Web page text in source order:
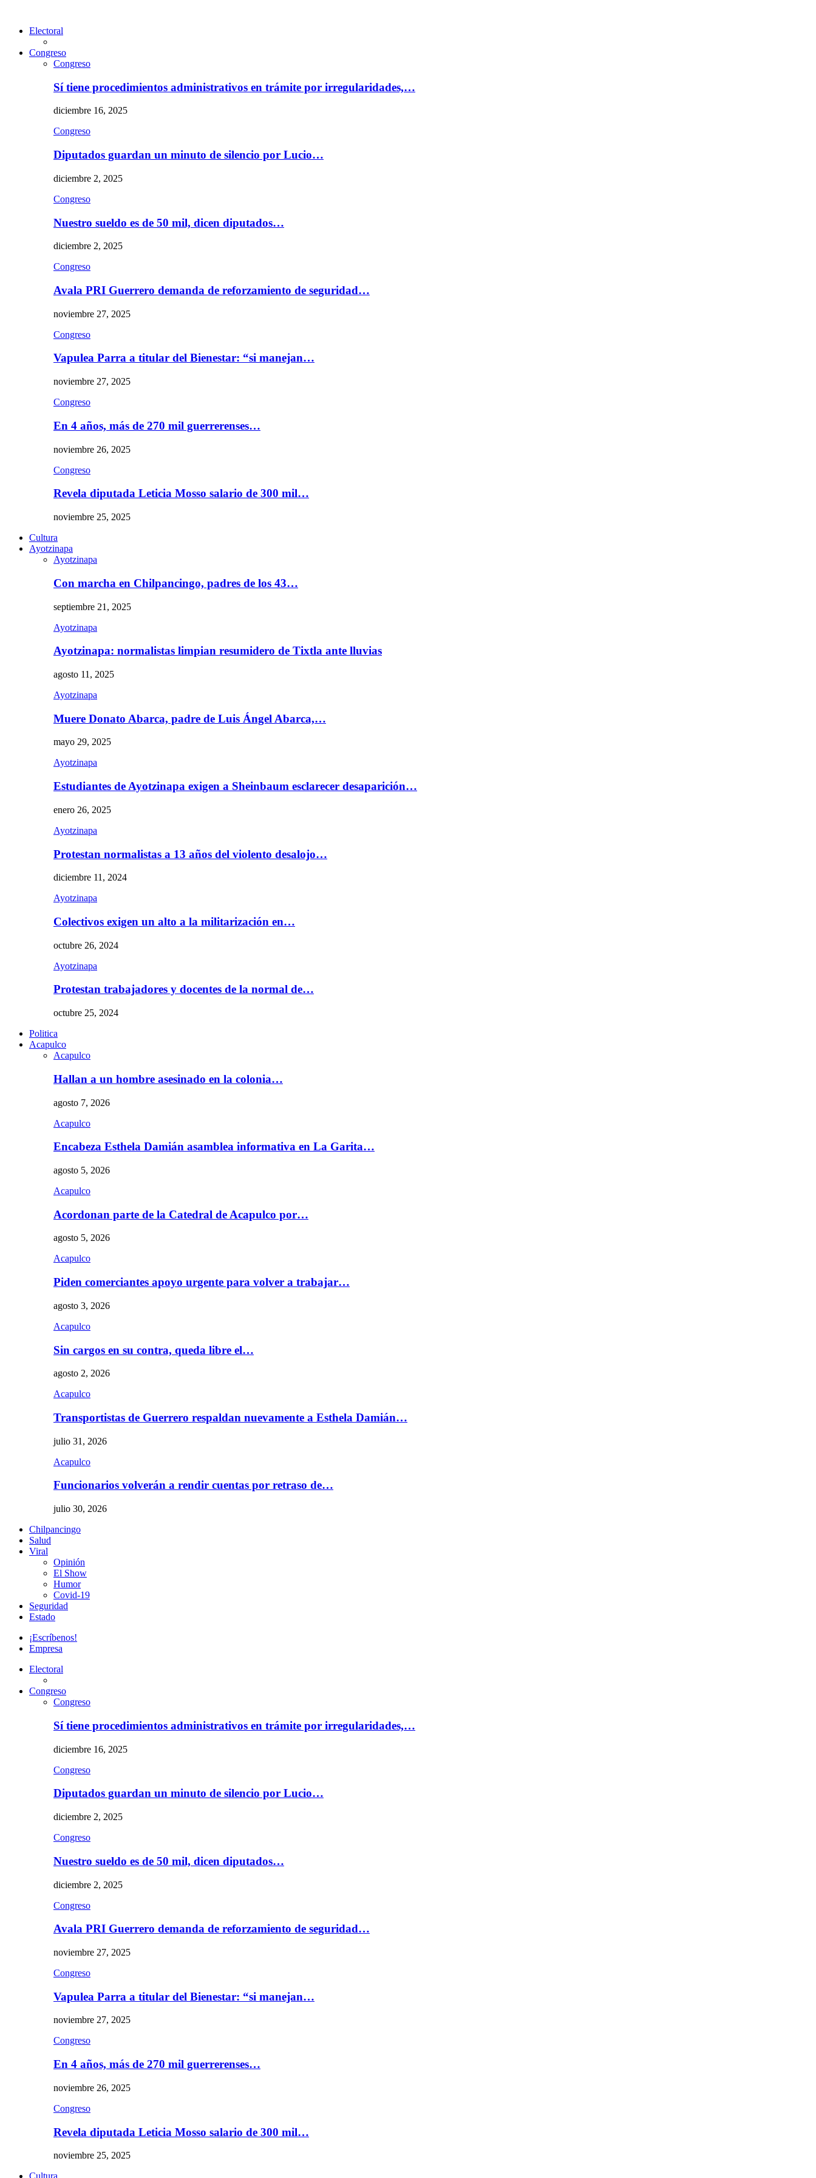
Electoral
Congreso
Congreso
Sí tiene procedimientos administrativos en trámite por irregularidades,…
diciembre 16, 2025
Congreso
Diputados guardan un minuto de silencio por Lucio…
diciembre 2, 2025
Congreso
Nuestro sueldo es de 50 mil, dicen diputados…
diciembre 2, 2025
Congreso
Avala PRI Guerrero demanda de reforzamiento de seguridad…
noviembre 27, 2025
Congreso
Vapulea Parra a titular del Bienestar: “si manejan…
noviembre 27, 2025
Congreso
En 4 años, más de 270 mil guerrerenses…
noviembre 26, 2025
Congreso
Revela diputada Leticia Mosso salario de 300 mil…
noviembre 25, 2025
Cultura
Ayotzinapa
Ayotzinapa
Con marcha en Chilpancingo, padres de los 43…
septiembre 21, 2025
Ayotzinapa
Ayotzinapa: normalistas limpian resumidero de Tixtla ante lluvias
agosto 11, 2025
Ayotzinapa
Muere Donato Abarca, padre de Luis Ángel Abarca,…
mayo 29, 2025
Ayotzinapa
Estudiantes de Ayotzinapa exigen a Sheinbaum esclarecer desaparición…
enero 26, 2025
Ayotzinapa
Protestan normalistas a 13 años del violento desalojo…
diciembre 11, 2024
Ayotzinapa
Colectivos exigen un alto a la militarización en…
octubre 26, 2024
Ayotzinapa
Protestan trabajadores y docentes de la normal de…
octubre 25, 2024
Politica
Acapulco
Acapulco
Hallan a un hombre asesinado en la colonia…
agosto 7, 2026
Acapulco
Encabeza Esthela Damián asamblea informativa en La Garita…
agosto 5, 2026
Acapulco
Acordonan parte de la Catedral de Acapulco por…
agosto 5, 2026
Acapulco
Piden comerciantes apoyo urgente para volver a trabajar…
agosto 3, 2026
Acapulco
Sin cargos en su contra, queda libre el…
agosto 2, 2026
Acapulco
Transportistas de Guerrero respaldan nuevamente a Esthela Damián…
julio 31, 2026
Acapulco
Funcionarios volverán a rendir cuentas por retraso de…
julio 30, 2026
Chilpancingo
Salud
Viral
Opinión
El Show
Humor
Covid-19
Seguridad
Estado
¡Escríbenos!
Empresa
Electoral
Congreso
Congreso
Sí tiene procedimientos administrativos en trámite por irregularidades,…
diciembre 16, 2025
Congreso
Diputados guardan un minuto de silencio por Lucio…
diciembre 2, 2025
Congreso
Nuestro sueldo es de 50 mil, dicen diputados…
diciembre 2, 2025
Congreso
Avala PRI Guerrero demanda de reforzamiento de seguridad…
noviembre 27, 2025
Congreso
Vapulea Parra a titular del Bienestar: “si manejan…
noviembre 27, 2025
Congreso
En 4 años, más de 270 mil guerrerenses…
noviembre 26, 2025
Congreso
Revela diputada Leticia Mosso salario de 300 mil…
noviembre 25, 2025